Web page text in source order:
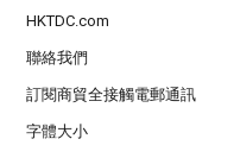
HKTDC.com
聯絡我們
訂閱商貿全接觸電郵通訊
字體大小